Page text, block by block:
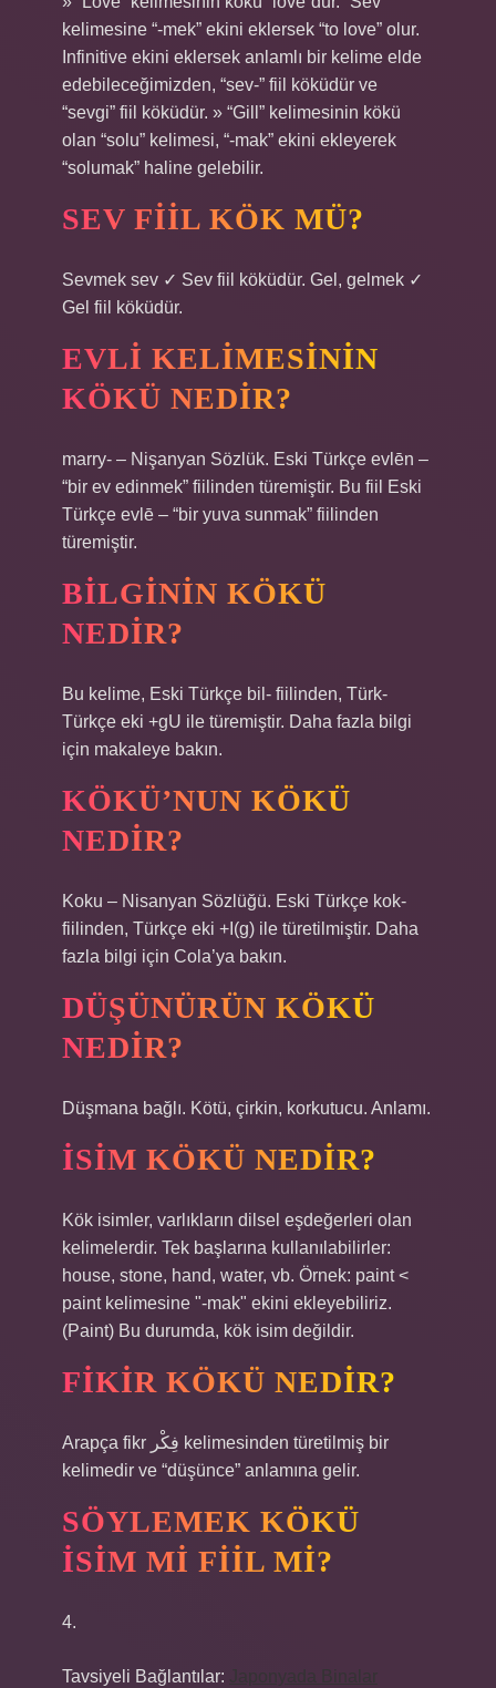
kelimesine “-mek” ekini eklersek “to love” olur.
Infinitive ekini eklersek anlamlı bir kelime elde
edebileceğimizden, “sev-” fiil köküdür ve
“sevgi” fiil köküdür. » “Gill” kelimesinin kökü
olan “solu” kelimesi, “-mak” ekini ekleyerek
“solumak” haline gelebilir.
SEV FIIL KÖK MÜ?
Sevmek sev ✓ Sev fiil köküdür. Gel, gelmek ✓
Gel fiil köküdür.
EVLI KELIMESININ
KÖKÜ NEDIR?
marry- – Nişanyan Sözlük. Eski Türkçe evlēn –
“bir ev edinmek” fiilinden türemiştir. Bu fiil Eski
Türkçe evlē – “bir yuva sunmak” fiilinden
türemiştir.
BILGININ KÖKÜ
NEDIR?
Bu kelime, Eski Türkçe bil- fiilinden, Türk-
Türkçe eki +gU ile türemiştir. Daha fazla bilgi
için makaleye bakın.
KÖKÜ’NUN KÖKÜ
NEDIR?
Koku – Nisanyan Sözlüğü. Eski Türkçe kok-
fiilinden, Türkçe eki +I(g) ile türetilmiştir. Daha
fazla bilgi için Cola’ya bakın.
DÜŞÜNÜRÜN KÖKÜ
NEDIR?
Düşmana bağlı. Kötü, çirkin, korkutucu. Anlamı.
İSIM KÖKÜ NEDIR?
Kök isimler, varlıkların dilsel eşdeğerleri olan
kelimelerdir. Tek başlarına kullanılabilirler: ​​
house, stone, hand, water, vb. Örnek: paint <
paint kelimesine "-mak" ekini ekleyebiliriz.
(Paint) Bu durumda, kök isim değildir.
FIKIR KÖKÜ NEDIR?
Arapça fikr فِكْر kelimesinden türetilmiş bir
kelimedir ve “düşünce” anlamına gelir.
SÖYLEMEK KÖKÜ
ISIM MI FIIL MI?
4.
Tavsiyeli Bağlantılar: